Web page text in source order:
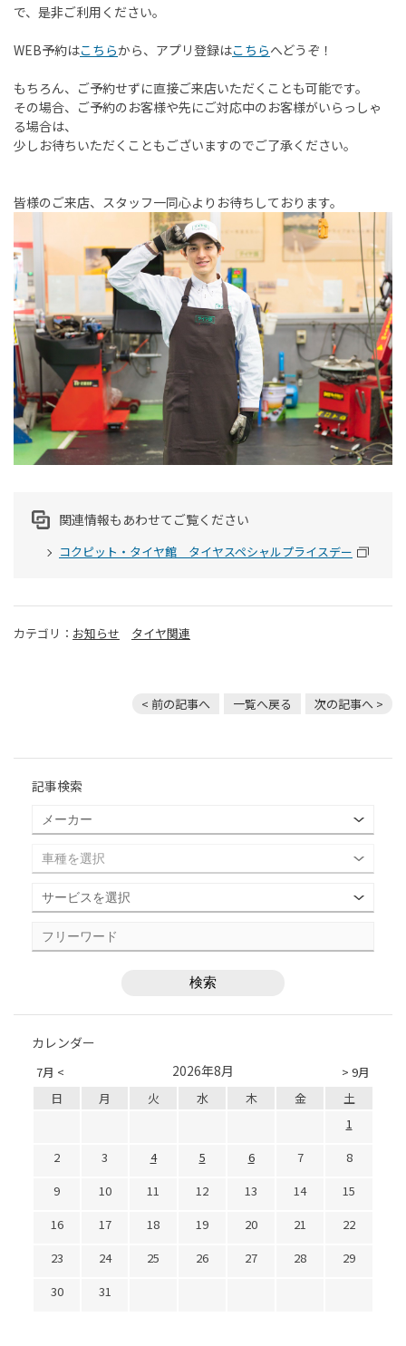
で、是非ご利用ください。
WEB予約はこちらから、アプリ登録はこちらへどうぞ！
もちろん、ご予約せずに直接ご来店いただくことも可能です。
その場合、ご予約のお客様や先にご対応中のお客様がいらっしゃ
る場合は、
少しお待ちいただくこともございますのでご了承ください。
皆様のご来店、スタッフ一同心よりお待ちしております。
関連情報もあわせてご覧ください
コクピット・タイヤ館 タイヤスペシャルプライスデー
カテゴリ： お知らせ タイヤ関連
< 前の記事へ 一覧へ戻る 次の記事へ >
記事検索
カレンダー
7月 < > 9月
2026年8月
日 月 火 水 木 金
土
1
2
3 4 5 6 7
8
9
10 11 12 13 14
15
16
17 18 19 20 21
22
23
24 25 26 27 28
29
30
31